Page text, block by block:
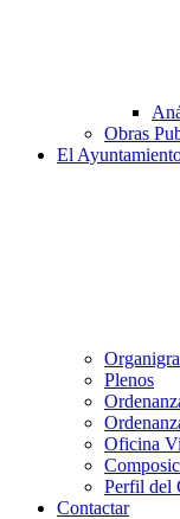
Obras
El
Plenos
Oficina
Perfil del
Contactar